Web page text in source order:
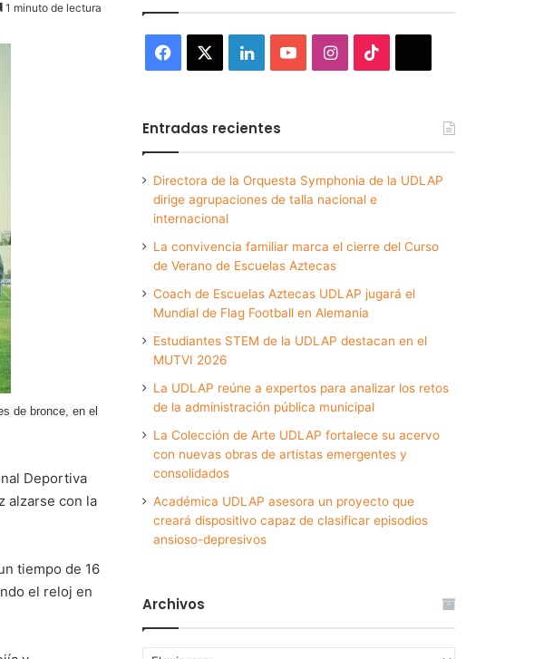
1 minuto de lectura
de bronce, en el
Deportiva
alzarse con la
tiempo de 16
el reloj en
Facebook LinkedInYouTubeInstagram
Entradas recientes
Directora de la Orquesta Symphonia de la UDLAP
dirige agrupaciones de talla nacional e
internacional
La convivencia familiar marca el cierre del Curso
de Verano de Escuelas Aztecas
Coach de Escuelas Aztecas UDLAP jugará el
Mundial de Flag Football en Alemania
Estudiantes STEM de la UDLAP destacan en el
MUTVI 2026
La UDLAP reúne a expertos para analizar los retos
de la administración pública municipal
La Colección de Arte UDLAP fortalece su acervo
con nuevas obras de artistas emergentes y
consolidados
Académica UDLAP asesora un proyecto que
creará dispositivo capaz de clasificar episodios
ansioso-depresivos
Archivos
Archivos